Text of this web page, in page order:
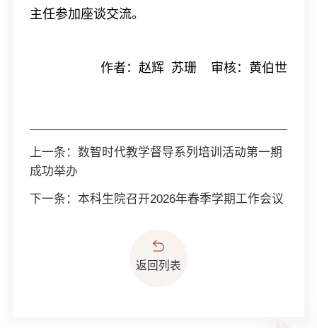
主任参加座谈交流。
作者：赵辉 苏珊 审核：黄伯世
上一条： 数智时代教学督导系列培训活动第一期
成功举办
下一条： 本科生院召开2026年春季学期工作会议
返回列表